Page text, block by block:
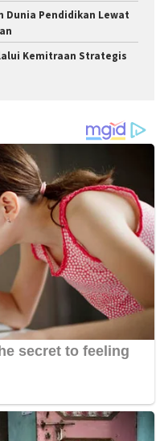
Dunia Pendidikan Lewat
Kemitraan Strategis